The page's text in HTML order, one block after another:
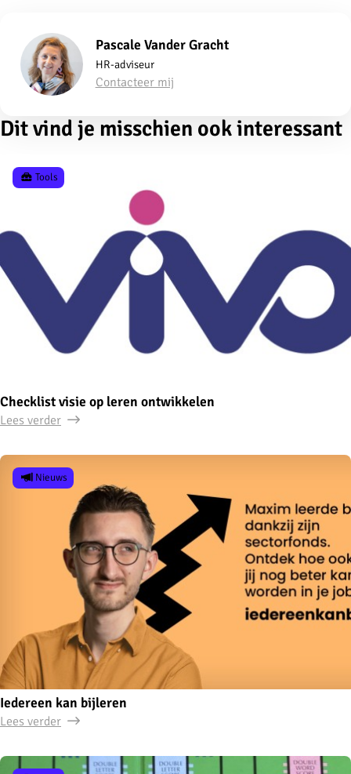
Pascale Vander Gracht
HR-adviseur
Contacteer mij
Dit vind je misschien ook interessant
Checklist visie op leren ontwikkelen
Tools
Lees verder
Iedereen kan bijleren
Nieuws
Lees verder